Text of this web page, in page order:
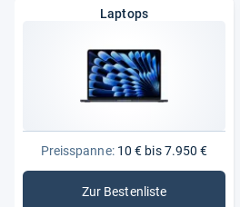
Laptops
Preisspanne:10 € bis 7.950 €
Zur Bestenliste
: Laptops